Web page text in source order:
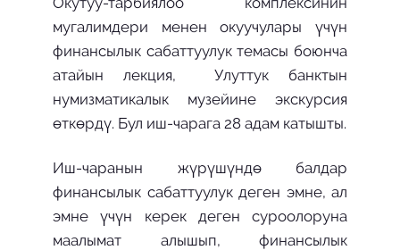
мугалимдери менен окуучулары үчүн
финансылык сабаттуулук темасы боюнча
атайын лекция, Улуттук банктын
нумизматикалык музейине экскурсия
өткөрдү. Бул иш-чарага 28 адам катышты.
Иш-чаранын жүрүшүндө балдар
финансылык сабаттуулук деген эмне, ал
эмне үчүн керек деген суроолоруна
маалымат алышып, финансылык